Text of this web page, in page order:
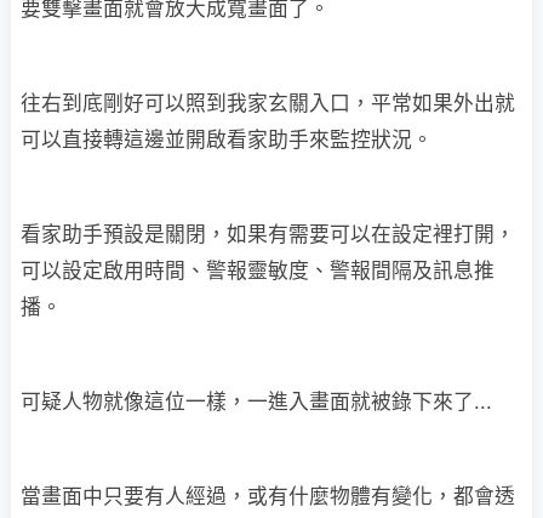
要雙擊畫面就會放大成寬畫面了。
往右到底剛好可以照到我家玄關入口，平常如果外出就
可以直接轉這邊並開啟看家助手來監控狀況。
看家助手預設是關閉，如果有需要可以在設定裡打開，
可以設定啟用時間、警報靈敏度、警報間隔及訊息推
播。
可疑人物就像這位一樣，一進入畫面就被錄下來了...
當畫面中只要有人經過，或有什麼物體有變化，都會透